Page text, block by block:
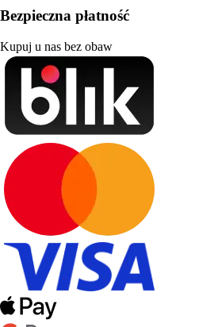
Bezpieczna płatność
Kupuj u nas bez obaw